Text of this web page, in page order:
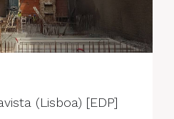
(Lisboa) [EDP]